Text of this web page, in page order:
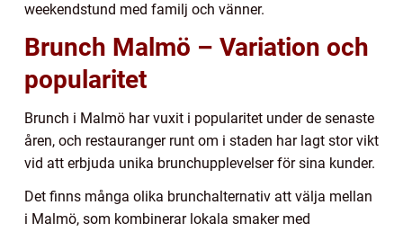
weekendstund med familj och vänner.
Brunch Malmö – Variation och
popularitet
Brunch i Malmö har vuxit i popularitet under de senaste
åren, och restauranger runt om i staden har lagt stor vikt
vid att erbjuda unika brunchupplevelser för sina kunder.
Det finns många olika brunchalternativ att välja mellan
i Malmö, som kombinerar lokala smaker med